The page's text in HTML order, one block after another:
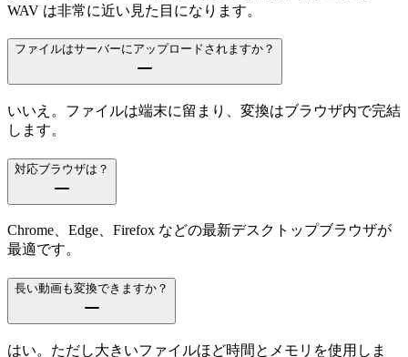
WAV は非常に近い見た目になります。
ファイルはサーバーにアップロードされますか？
いいえ。ファイルは端末に留まり、変換はブラウザ内で完結
します。
対応ブラウザは？
Chrome、Edge、Firefox などの最新デスクトップブラウザが
最適です。
長い動画も変換できますか？
はい。ただし大きいファイルほど時間とメモリを使用しま